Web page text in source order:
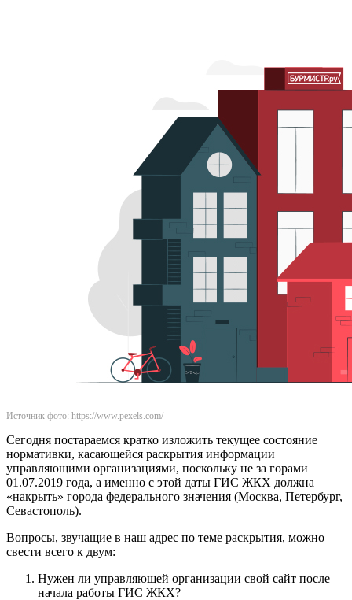
Источник фото: https://www.pexels.com/
Сегодня постараемся кратко изложить текущее состояние
нормативки, касающейся раскрытия информации
управляющими организациями, поскольку не за горами
01.07.2019 года, а именно с этой даты ГИС ЖКХ должна
«накрыть» города федерального значения (Москва, Петербург,
Севастополь).
Вопросы, звучащие в наш адрес по теме раскрытия, можно
свести всего к двум:
Нужен ли управляющей организации свой сайт после
начала работы ГИС ЖКХ?